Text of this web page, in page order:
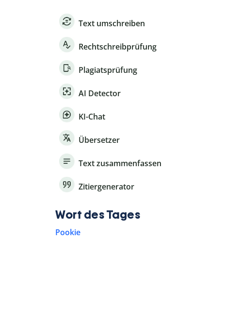
Text umschreiben
Rechtschreibprüfung
Plagiatsprüfung
AI Detector
KI-Chat
Übersetzer
Text zusammenfassen
Zitiergenerator
Wort des Tages
Pookie